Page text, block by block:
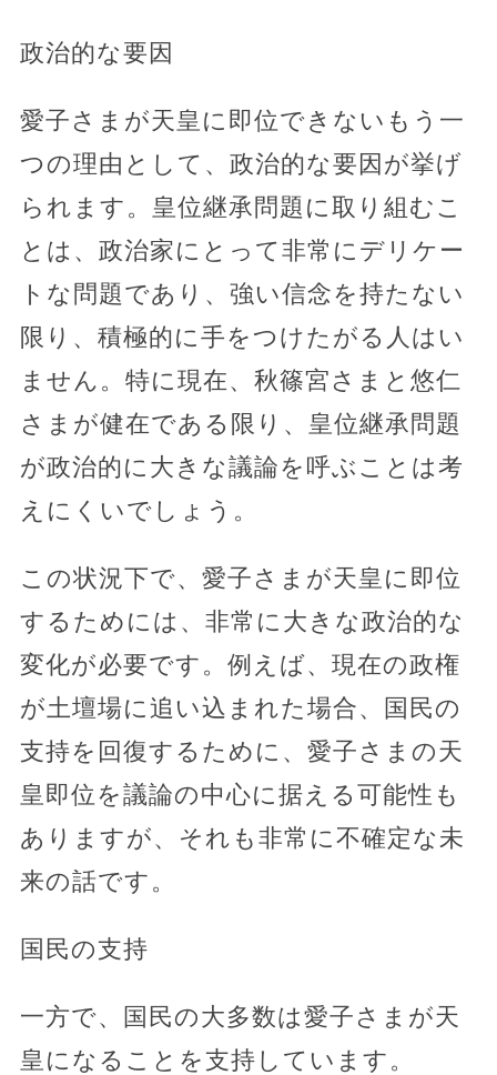
政治的な要因
愛子さまが天皇に即位できないもう一
つの理由として、政治的な要因が挙げ
られます。皇位継承問題に取り組むこ
とは、政治家にとって非常にデリケー
トな問題であり、強い信念を持たない
限り、積極的に手をつけたがる人はい
ません。特に現在、秋篠宮さまと悠仁
さまが健在である限り、皇位継承問題
が政治的に大きな議論を呼ぶことは考
えにくいでしょう。
この状況下で、愛子さまが天皇に即位
するためには、非常に大きな政治的な
変化が必要です。例えば、現在の政権
が土壇場に追い込まれた場合、国民の
支持を回復するために、愛子さまの天
皇即位を議論の中心に据える可能性も
ありますが、それも非常に不確定な未
来の話です。
国民の支持
一方で、国民の大多数は愛子さまが天
皇になることを支持しています。